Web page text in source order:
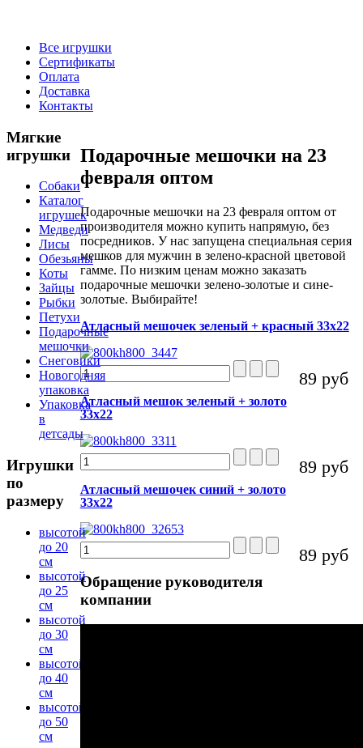
Все игрушки
Сертификаты
Оплата
Доставка
Контакты
Подарочные мешочки на 23
февраля оптом
Подарочные мешочки на 23 февраля оптом от
производителя можно купить напрямую, без
посредников. У нас запущена специальная серия
мешков для мужчин в зелено-красной цветовой
гамме. По низким ценам можно заказать
подарочные мешочки зелено-золотые и сине-
золотые. Выбирайте!
Атласный мешочек зеленый + красный 33х22
89 руб
Атласный мешок зеленый + золото
33х22
89 руб
Атласный мешочек синий + золото
33х22
89 руб
Обращениеруководителя
компании
Мягкие
игрушки
Собаки
Каталог
игрушек
Медведи
Лисы
Обезьяны
Коты
Зайцы
Рыбки
Петухи
Подарочные
мешочки
Снеговики
Новогодняя
упаковка
Упаковка
в
детсады
Игрушки
по
размеру
высотой
до 20
см
высотой
до 25
см
высотой
до 30
см
высотой
до 40
см
высотой
до 50
см